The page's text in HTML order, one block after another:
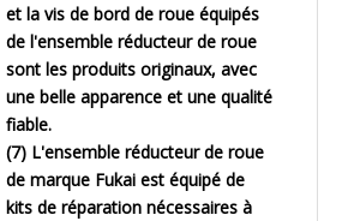
et la vis de bord de roue équipés
de l'ensemble réducteur de roue
sont les produits originaux, avec
une belle apparence et une qualité
fiable.
(7) L'ensemble réducteur de roue
de marque Fukai est équipé de
kits de réparation nécessaires à